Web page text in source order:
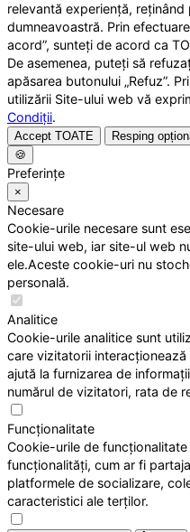
relevantă experiență,
dumneavoastră. Prin
acord”, sunteți de acord ca
De asemenea, puteți să
apăsarea butonului „Refuz”.
utilizării Site-ului web vă
Condiții.
Accept TOATE Resping
🍪
Preferințe
×
Necesare
Cookie-urile necesare sunt
site-ului web, iar site-ul web
ele.Aceste cookie-uri nu
personală.
Analitice
Cookie-urile analitice sunt
care vizitatorii
ajută la furnizarea de
numărul de vizitatori, rata de
Funcționalitate
Cookie-urile de
funcționalități, cum ar fi
platformele de socializare,
caracteristici ale terților.